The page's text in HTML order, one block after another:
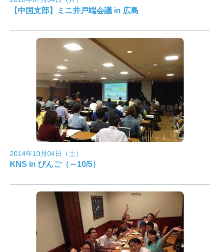
【中国支部】ミニ井戸端会議 in 広島
2014年10月04日（土）
KNS in びんご（～10/5）